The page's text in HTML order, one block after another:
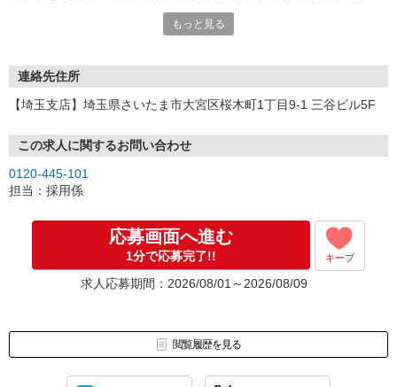
もっと見る
連絡先住所
【埼玉支店】埼玉県さいたま市大宮区桜木町1丁目9-1 三谷ビル5F
この求人に関するお問い合わせ
0120-445-101
担当：採用係
応募画面へ進む
1分で応募完了!! キープ
求人応募期間：2026/08/01～2026/08/09
閲覧履歴を見る